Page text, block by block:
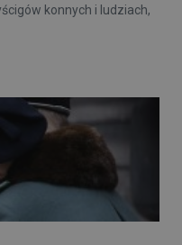
konnych i ludziach,